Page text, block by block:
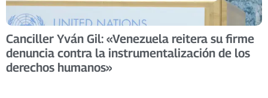
Canciller Yván Gil: «Venezuela reitera su firme
denuncia contra la instrumentalización de los
derechos humanos»